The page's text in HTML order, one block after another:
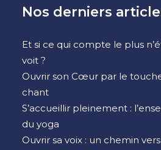
Nos derniers
Et si ce qui compte le plus
voit ?
Ouvrir son Cœur par le
chant
S’accueillir pleinement :
du yoga
Ouvrir sa voix : un chemin